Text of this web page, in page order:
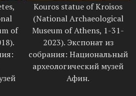
of
Kouros statue of Kroisos
(National Archaeological
Museum of Athens, 1-31-
2023). Экспонат из
собрания: Национальный
археологический музей
Афин.